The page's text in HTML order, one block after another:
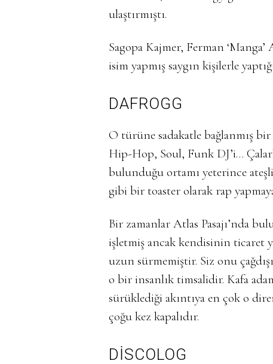
ulaştırmıştı.
Sagopa Kajmer, Ferman
isim yapmış saygın kişilerle
DAFROGG
O türüne sadakatle bağlanmış
Hip-Hop, Soul, Funk DJ’i…
bulunduğu ortamı yeterince
gibi bir toaster olarak rap
Bir zamanlar Atlas Pasajı’nda
işletmiş ancak kendisinin ticaret
uzun sürmemiştir. Siz onu
o bir insanlık timsalidir. Kafa
sürüklediği akıntıya en çok o
çoğu kez kapalıdır.
DİSCOLOG